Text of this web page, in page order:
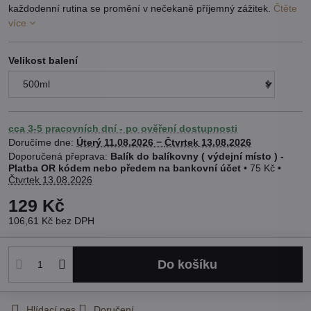
každodenní rutina se promění v nečekaně příjemný zážitek. Čtěte
více
Velikost balení
cca 3-5 pracovních dní - po ověření dostupnosti
Doručíme dne: Úterý 11.08.2026 − Čtvrtek 13.08.2026
Balík do balíkovny ( výdejní místo ) -
Platba OR kódem nebo předem na bankovní účet • 75 Kč •
Čtvrtek 13.08.2026
129 Kč
106,61 Kč bez DPH
Do košíku